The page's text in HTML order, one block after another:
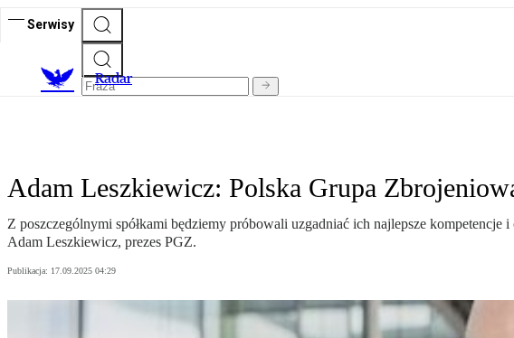
Serwisy
Radar
Adam Leszkiewicz: Polska Grupa
Z poszczególnymi spółkami będziemy próbowali uzgadniać ich najlepsze
Adam Leszkiewicz, prezes PGZ.
Publikacja: 17.09.2025 04:29